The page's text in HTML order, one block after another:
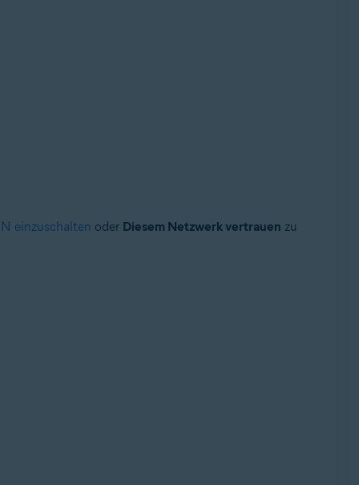
einzuschalten oder Diesem Netzwerk vertrauen zu